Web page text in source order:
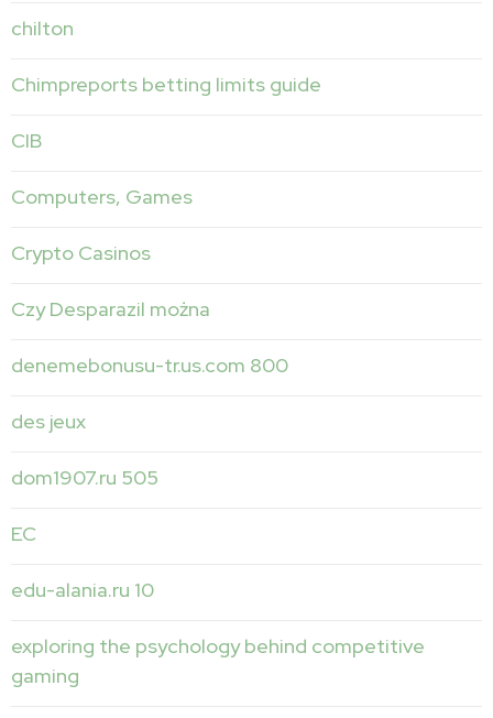
chilton
Chimpreports betting limits guide
CIB
Computers, Games
Crypto Casinos
Czy Desparazil można
denemebonusu-tr.us.com 800
des jeux
dom1907.ru 505
EC
edu-alania.ru 10
exploring the psychology behind competitive
gaming